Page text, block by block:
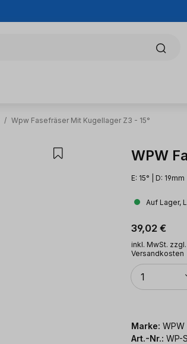
/ Wpw Fasefräser Mit Kugellager Z3 - 15°
WPW
E: 15° | D:
Auf Lager,
Regulärer
39,02 €
inkl. MwSt. zzgl.
Versandkosten
Anzahl
1
Marke: WPW
Art.-Nr.: WP-